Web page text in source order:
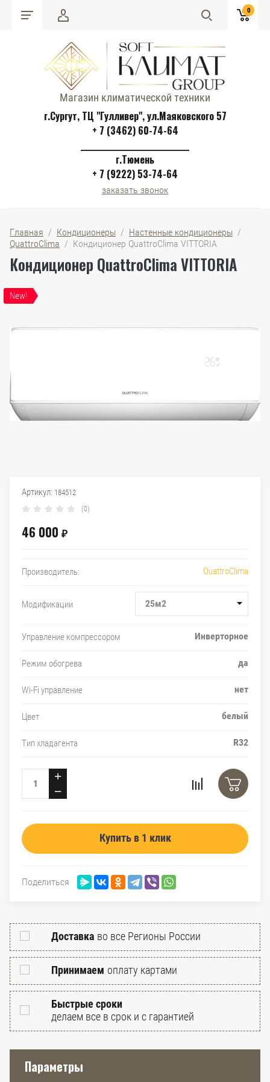
0
Магазин климатической техники
г.Сургут, ТЦ "Гулливер", ул.Маяковского 57
+ 7 (3462) 60-74-64
г.Тюмень
+ 7 (9222) 53-74-64
заказать звонок
Главная
  /
Кондиционеры
  /
Настенные кондиционеры
QuattroClima
  /  Кондиционер QuattroClima VITTORIA
Кондиционер QuattroClima VITTORIA
New!
Артикул: 184512
(0)
46 000 ₽
Производитель: QuattroClima
Модификации 25м2
Управление компрессором Инверторное
Режим обогрева да
Wi-Fi управление нет
Цвет белый
Тип хладагента R32
−
+
Купить в 1 клик
Поделиться
Доставка во все Регионы России
Принимаем оплату картами
Быстрые сроки
делаем все в срок и с гарантией
Параметры